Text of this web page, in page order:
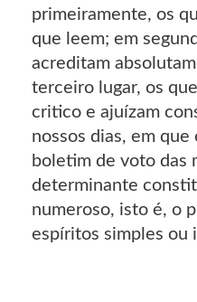
primeiramente, os
que leem; em
acreditam
terceiro lugar, os
critico e ajuízam
nossos dias, em
boletim de voto das
determinante
numeroso, isto é, o
espíritos simples ou